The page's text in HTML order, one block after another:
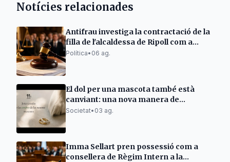
Notícies relacionades
Antifrau investiga la contractació de la
filla de l'alcaldessa de Ripoll com a
policia
Política• 06 ag.
El dol per una mascota també està
canviant: una nova manera de
mantenir-ne viu el record
Societat• 03 ag.
Imma Sellart pren possessió com a
consellera de Règim Intern a la